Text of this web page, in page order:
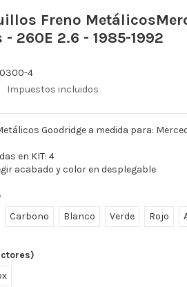
Freno
- 260E 2.6 - 1985-1992
4
Impuestos incluidos
Goodridge a medida para:
en KIT: 4
acabado y color en desplegable
Carbono Blanco Verde Rojo